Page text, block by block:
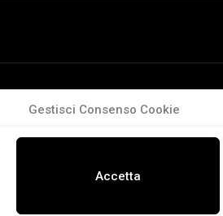
Gestisci Consenso Cookie
Accetta